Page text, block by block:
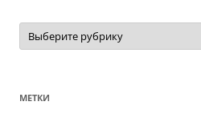
Авторы:
МЕТКИ